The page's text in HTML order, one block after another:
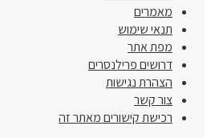
מאמרים
תנאי שימוש
מפת אתר
דרושים פרילנסרים
הצהרת נגישות
צור קשר
רכישת קישורים מאתר זה